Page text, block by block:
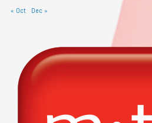
« Oct Dec »